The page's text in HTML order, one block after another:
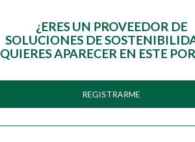
¿ERES UN PROVEEDOR DE
SOLUCIONES DE
QUIERES APARECER EN ESTE
REGISTRARME